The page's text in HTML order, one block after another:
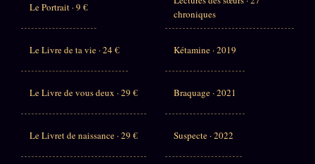
Le Portrait · 9 €
Le Livre de ta vie · 24 €
Le Livre de vous deux · 29 €
Le Livret de naissance · 29 €
chroniques
Kétamine · 2019
Braquage · 2021
Suspecte · 2022